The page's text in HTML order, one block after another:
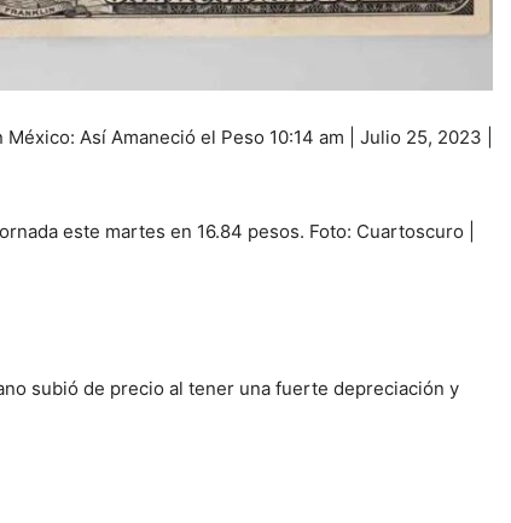
Así Amaneció el Peso 10:14 am | Julio 25, 2023 |
este martes en 16.84 pesos. Foto: Cuartoscuro |
subió de precio al tener una fuerte depreciación y